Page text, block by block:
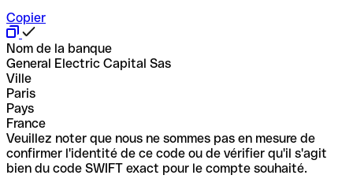
Copier
Nom de la banque
General Electric Capital Sas
Ville
Paris
Pays
France
Veuillez noter que nous ne sommes pas en mesure de
confirmer l'identité de ce code ou de vérifier qu'il s'agit
bien du code SWIFT exact pour le compte souhaité.